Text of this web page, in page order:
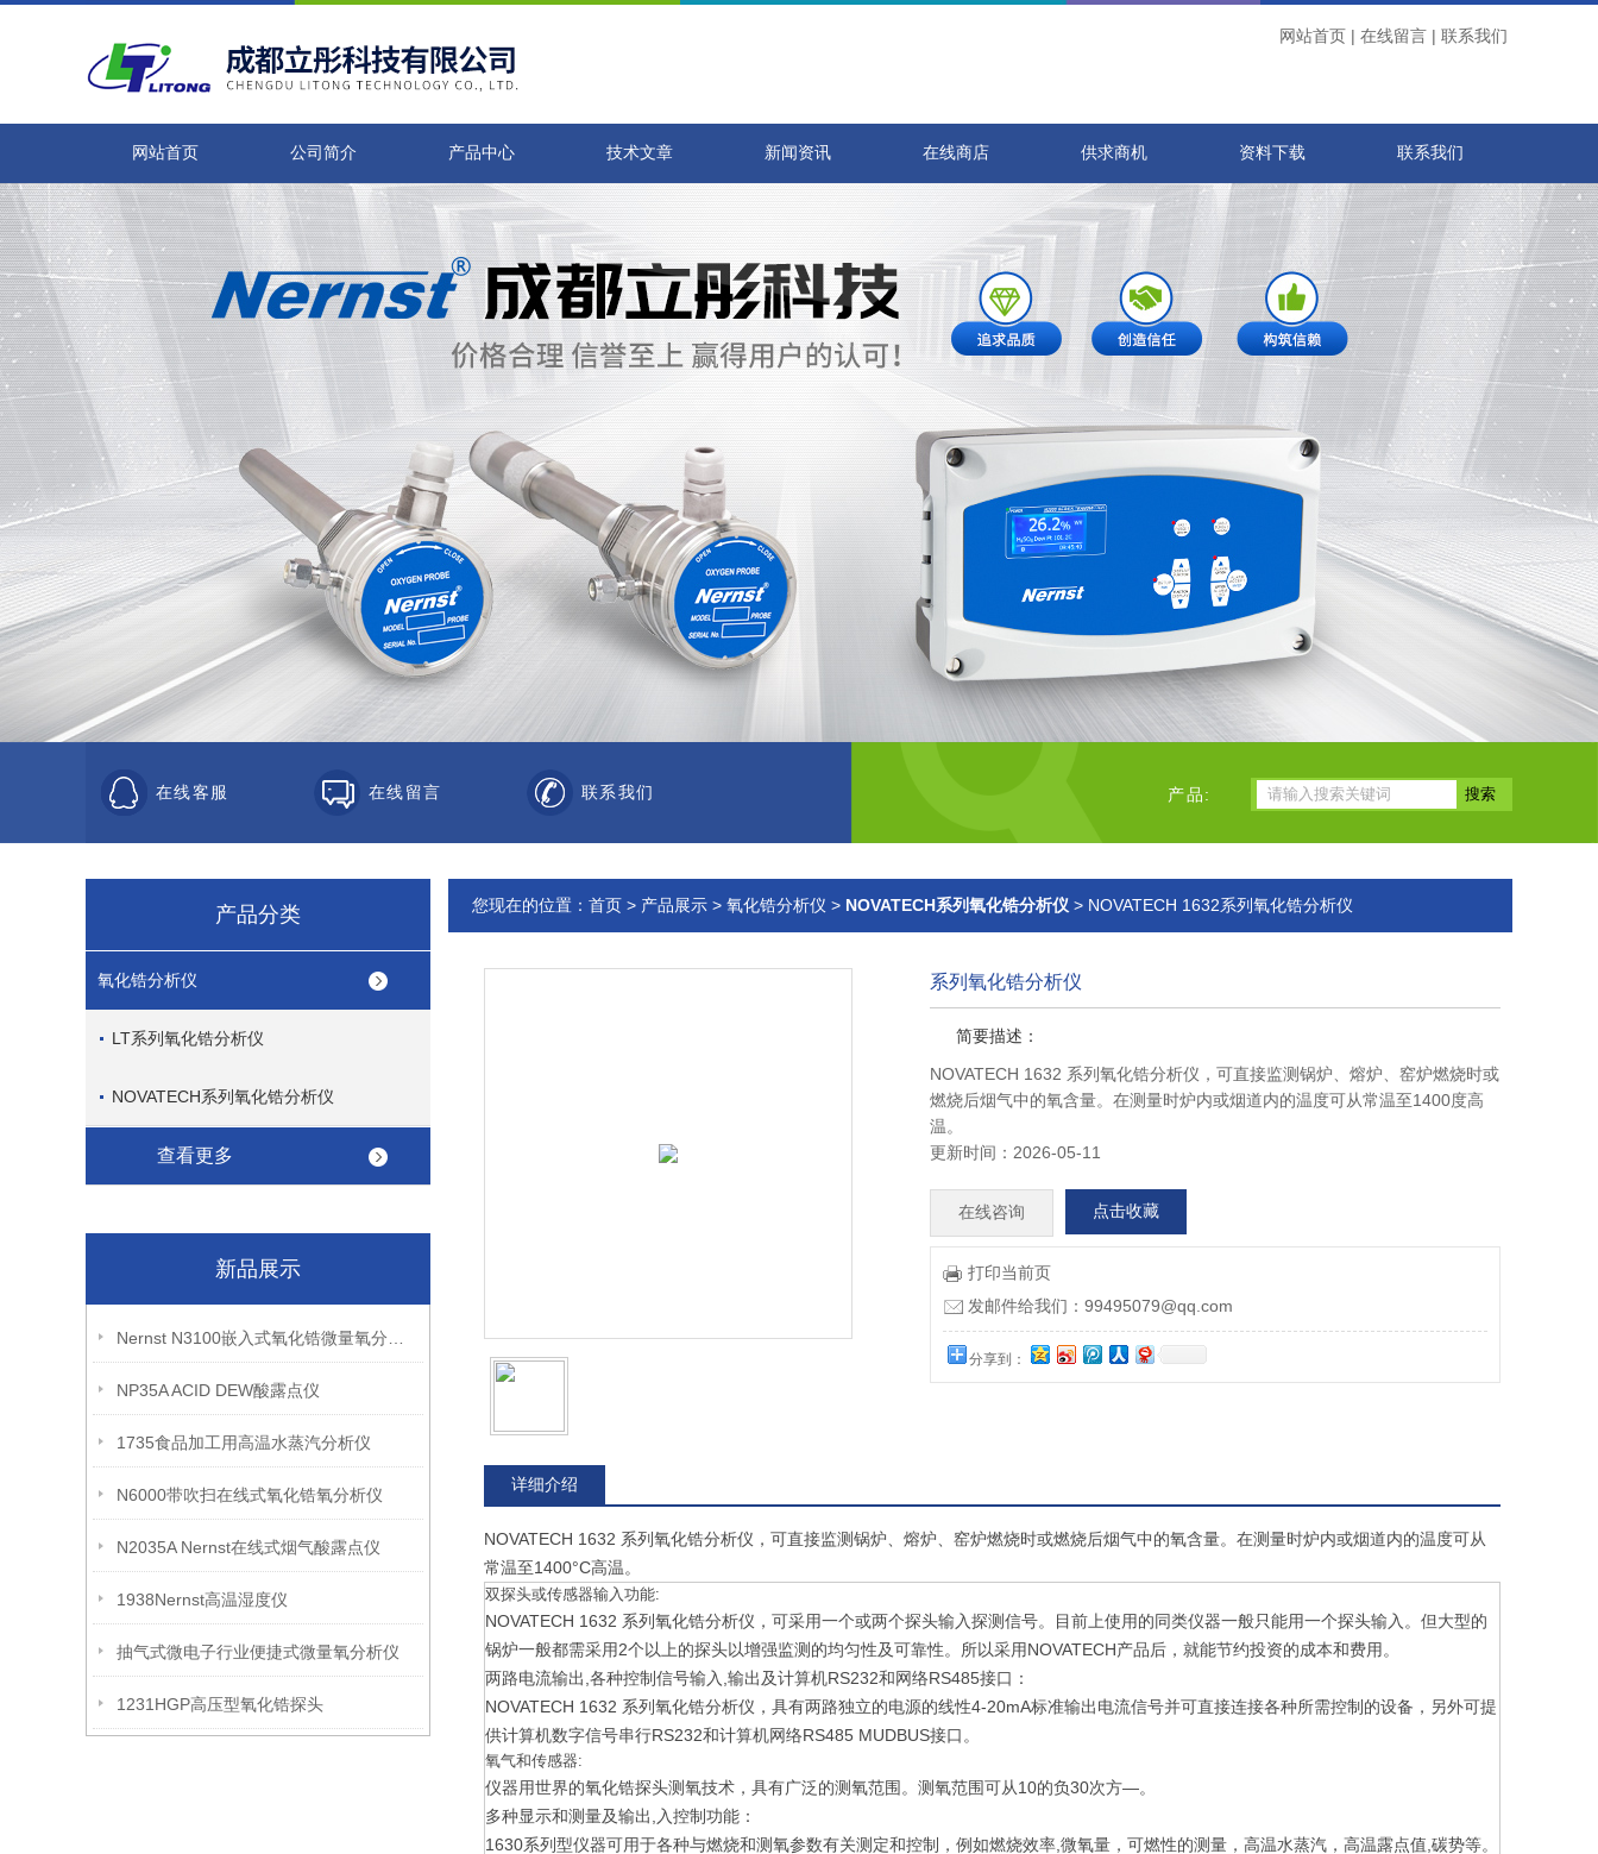
网站首页 | 在线留言 | 联系我们
网站首页 公司简介 产品中心 技术文章 新闻资讯 在线商店 供求商机 资料下载 联系我们
在线客服 在线留言 联系我们 产品:
产品分类
氧化锆分析仪
LT系列氧化锆分析仪
NOVATECH系列氧化锆分析仪
查看更多
新品展示
NP35A ACID DEW酸露点仪
1735食品加工用高温水蒸汽分析仪
N6000带吹扫在线式氧化锆氧分析仪
N2035A Nernst在线式烟气酸露点仪
1938Nernst高温湿度仪
抽气式微电子行业便捷式微量氧分析仪
1231HGP高压型氧化锆探头
您现在的位置： 首页 > 产品展示 > 氧化锆分析仪 > NOVATECH系列氧化锆分析仪 > NOVATECH 1632系列氧化锆分析仪
系列氧化锆分析仪
简要描述：
NOVATECH 1632 系列氧化锆分析仪，可直接监测锅炉、熔炉、窑炉燃烧时或
燃烧后烟气中的氧含量。在测量时炉内或烟道内的温度可从常温至1400度高
温。
更新时间：2026-05-11
在线咨询 点击收藏
打印当前页
发邮件给我们：99495079@qq.com
分享到：
详细介绍
NOVATECH 1632 系列氧化锆分析仪，可直接监测锅炉、熔炉、窑炉燃烧时或燃烧后烟气中的氧含量。在测量时炉内或烟道内的温度可从
常温至1400°C高温。
双探头或传感器输入功能:
NOVATECH 1632 系列氧化锆分析仪，可采用一个或两个探头输入探测信号。目前上使用的同类仪器一般只能用一个探头输入。但大型的
锅炉一般都需采用2个以上的探头以增强监测的均匀性及可靠性。所以采用NOVATECH产品后，就能节约投资的成本和费用。
两路电流输出,各种控制信号输入,输出及计算机RS232和网络RS485接口：
NOVATECH 1632 系列氧化锆分析仪，具有两路独立的电源的线性4-20mA标准输出电流信号并可直接连接各种所需控制的设备，另外可提
供计算机数字信号串行RS232和计算机网络RS485 MUDBUS接口。
氧气和传感器:
仪器用世界的氧化锆探头测氧技术，具有广泛的测氧范围。测氧范围可从10的负30次方—。
多种显示和测量及输出,入控制功能：
1630系列型仪器可用于各种与燃烧和测氧参数有关测定和控制，例如燃烧效率,微氧量，可燃性的测量，高温水蒸汽，高温露点值,碳势等。